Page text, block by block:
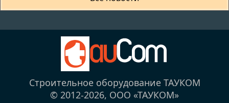
Строительное оборудование ТАУКОМ
© 2012-2026, ООО «ТАУКОМ»